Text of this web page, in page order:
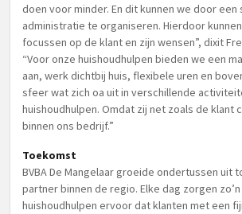
doen voor minder. En dit kunnen we door een
administratie te organiseren. Hierdoor
focussen op de klant en zijn wensen”, dixit
“Voor onze huishoudhulpen bieden we een
aan, werk dichtbij huis, flexibele uren en
sfeer wat zich oa uit in verschillende
huishoudhulpen. Omdat zij net zoals de klant
binnen ons bedrijf.”
Toekomst
BVBA De Mangelaar groeide ondertussen uit
partner binnen de regio. Elke dag zorgen zo’n
huishoudhulpen ervoor dat klanten met een